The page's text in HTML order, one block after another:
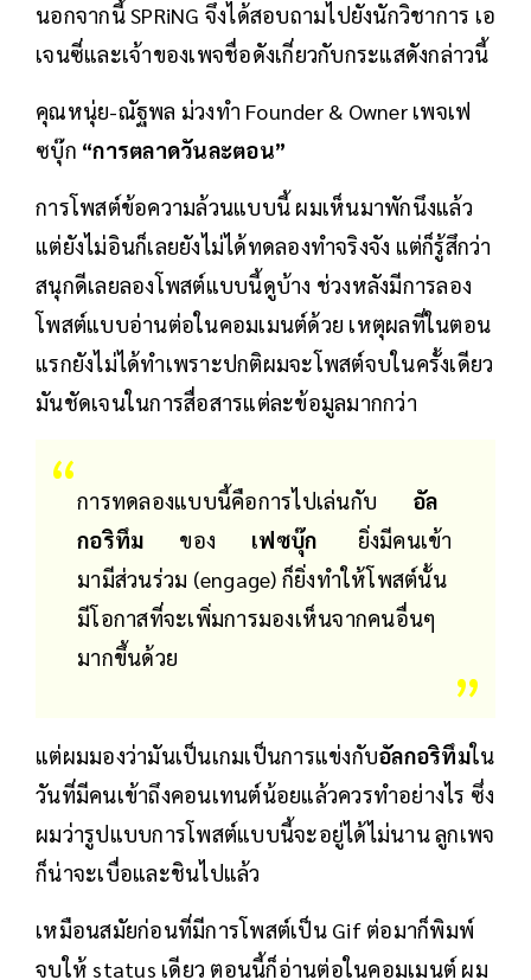
นอกจากนี้ SPRiNG จึงได้สอบถามไปยังนักวิชาการ เอ
เจนซี่และเจ้าของเพจชื่อดังเกี่ยวกับกระแสดังกล่าวนี้
คุณหนุ่ย-ณัฐพล ม่วงทำ Founder & Owner เพจเฟ
ซบุ๊ก “การตลาดวันละตอน”
การโพสต์ข้อความล้วนแบบนี้ ผมเห็นมาพักนึงแล้ว
แต่ยังไม่อินก็เลยยังไม่ได้ทดลองทำจริงจัง แต่ก็รู้สึกว่า
สนุกดีเลยลองโพสต์แบบนี้ดูบ้าง ช่วงหลังมีการลอง
โพสต์แบบอ่านต่อในคอมเมนต์ด้วย เหตุผลที่ในตอน
แรกยังไม่ได้ทำเพราะปกติผมจะโพสต์จบในครั้งเดียว
มันชัดเจนในการสื่อสารแต่ละข้อมูลมากกว่า
การทดลองแบบนี้คือการไปเล่นกับ
อัล
กอริทึม
ของ เฟซบุ๊ก
ยิ่งมีคนเข้า
มามีส่วนร่วม (engage) ก็ยิ่งทำให้โพสต์นั้น
มีโอกาสที่จะเพิ่มการมองเห็นจากคนอื่นๆ
มากขึ้นด้วย
แต่ผมมองว่ามันเป็นเกมเป็นการแข่งกับอัลกอริทึมใน
วันที่มีคนเข้าถึงคอนเทนต์น้อยแล้วควรทำอย่างไร ซึ่ง
ผมว่ารูปแบบการโพสต์แบบนี้จะอยู่ได้ไม่นาน ลูกเพจ
ก็น่าจะเบื่อและชินไปแล้ว
เหมือนสมัยก่อนที่มีการโพสต์เป็น Gif ต่อมาก็พิมพ์
จบให้ status เดียว ตอนนี้ก็อ่านต่อในคอมเมนต์ ผม